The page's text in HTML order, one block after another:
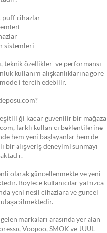
puff cihazlar
sistemleri
teknik özellikleri ve performansı
kullanım alışkanlıklarına göre
tercih edebilir.
kadar güvenilir bir mağaza
farklı kullanıcı beklentilerine
hem yeni başlayanlar hem de
bir alışveriş deneyimi sunmayı
olarak güncellenmekte ve yeni
Böylece kullanıcılar yalnızca
yeni nesil cihazlara ve güncel
markaları arasında yer alan
Voopoo, SMOK ve JUUL